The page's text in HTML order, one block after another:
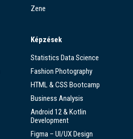
Zene
Képzések
Statistics Data Science
Fashion Photography
HTML & CSS Bootcamp
Business Analysis
Android 12 & Kotlin
Development
Figma – UI/UX Design